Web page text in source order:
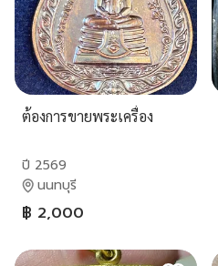
ต้องการขายพระเครื่อง
ปี 2569
นนทบุรี
฿ 2,000